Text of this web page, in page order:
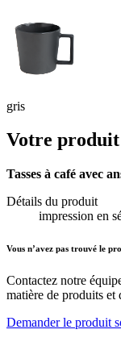
gris
Votre produit
Tasses à café avec
Détails du produit
impression en
Vous n’avez pas trouvé le
Contactez notre
matière de produits et
Demander le produit